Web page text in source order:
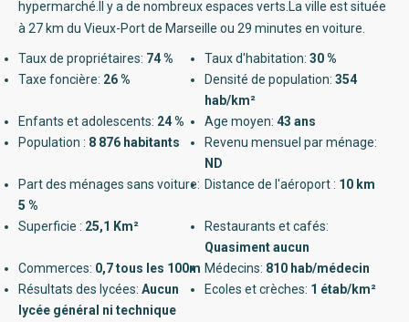
hypermarché.Il y a de nombreux espaces verts.La ville est située
à 27 km du Vieux-Port de Marseille ou 29 minutes en voiture.
Taux de propriétaires: 74 % Taux d'habitation: 30 %
Taxe foncière: 26 % Densité de population: 354
hab/km²
Enfants et adolescents: 24 % Age moyen: 43 ans
Population : 8 876 habitants
Revenu mensuel par ménage:
ND
Part des ménages sans voiture:
5 %
Distance de l'aéroport : 10 km
Superficie : 25,1 Km²
Restaurants et cafés:
Quasiment aucun
Commerces: 0,7 tous les 100m Médecins: 810 hab/médecin
Résultats des lycées: Aucun
lycée général ni technique
Ecoles et crèches: 1 étab/km²